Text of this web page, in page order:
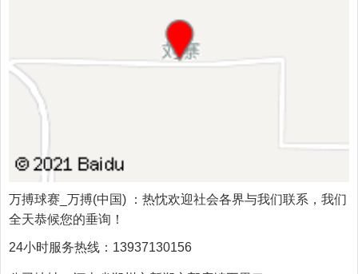
万搏球赛_万搏(中国)
：热忱欢迎社会各界与我们联系，我们
全天恭候您的垂询！
24小时服务热线： 13937130156